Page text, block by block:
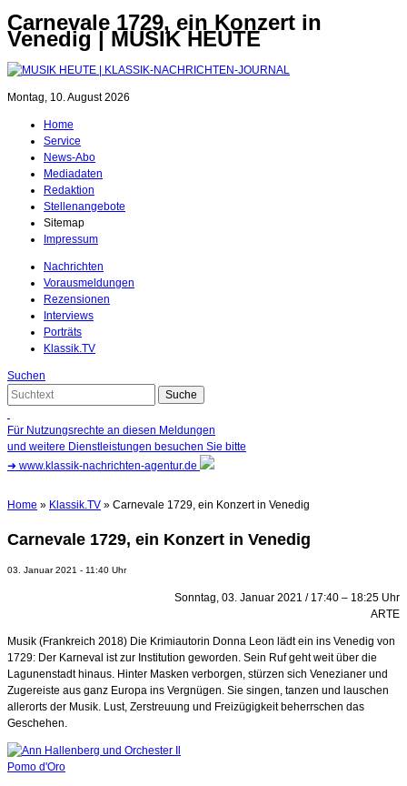
Carnevale 1729, ein Konzert in
Venedig | MUSIK HEUTE
Montag, 10. August 2026
Home
Service
News-Abo
Mediadaten
Redaktion
Stellenangebote
Sitemap
Impressum
Nachrichten
Vorausmeldungen
Rezensionen
Interviews
Porträts
Klassik.TV
Suchen
Für Nutzungsrechte an diesen Meldungen
und weitere Dienstleistungen besuchen Sie bitte
➜ www.klassik-nachrichten-agentur.de
Home » Klassik.TV » Carnevale 1729, ein Konzert in Venedig
Carnevale 1729, ein Konzert in Venedig
03. Januar 2021 - 11:40 Uhr
Sonntag, 03. Januar 2021 / 17:40 – 18:25 Uhr
ARTE
Musik (Frankreich 2018) Die Krimiautorin Donna Leon lädt ein ins Venedig von
1729: Der Karneval ist zur Institution geworden. Sein Ruf geht weit über die
Lagunenstadt hinaus. Hinter Masken verborgen, stürzen sich Venezianer und
Zugereiste aus ganz Europa ins Vergnügen. Sie singen, tanzen und lauschen
allerorts der Musik. Lust, Zerstreuung und Freizügigkeit beherrschen das
Geschehen.